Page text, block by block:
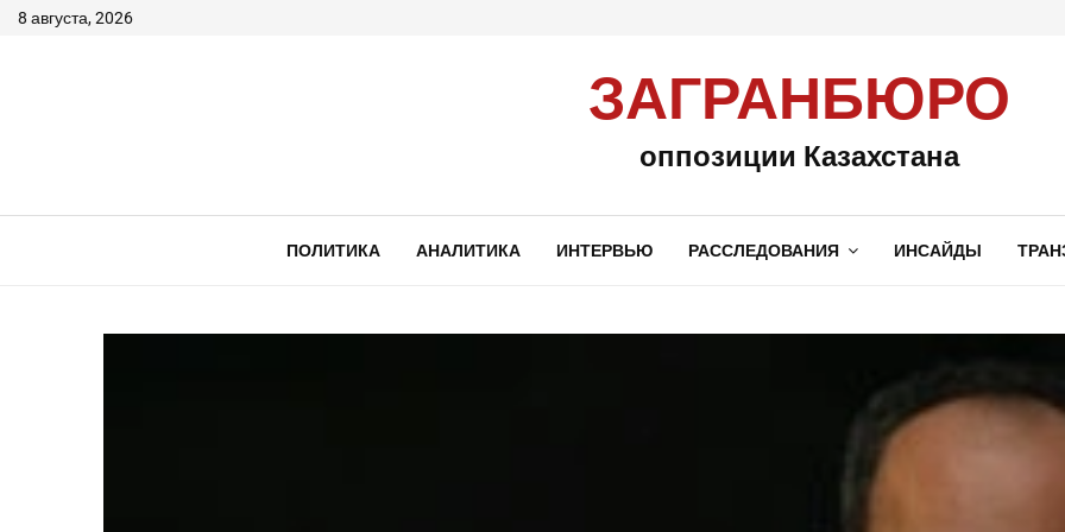
8 августа, 2026
ЗАГРАНБЮРО
оппозиции Казахстана
ПОЛИТИКА АНАЛИТИКА ИНТЕРВЬЮ РАССЛЕДОВАНИЯ ИНСАЙДЫ